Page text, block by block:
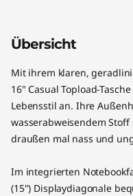
Übersicht
Mit ihrem klaren,
16" Casual Topload-
Lebensstil an. Ihre
wasserabweisendem
draußen mal nass und
Im integrierten
(15") Displaydiagonale